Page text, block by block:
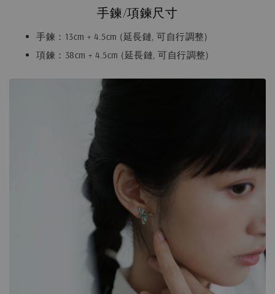
手鍊/項鍊尺寸
手鍊：13cm + 4.5cm (延長鏈, 可自行調整)
項鍊：38cm + 4.5cm (延長鏈, 可自行調整)